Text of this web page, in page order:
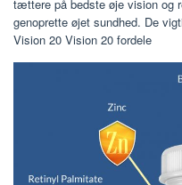
tættere på bedste øje vision og
genoprette øjet sundhed. De
Vision 20 Vision 20 fordele